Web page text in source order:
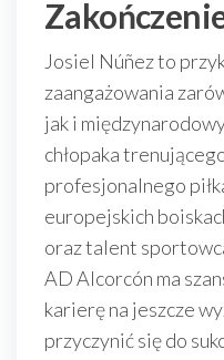
Josiel Núñez to
zaangażowania
jak i
chłopaka
profesjonalnego
europejskich
oraz talent
AD Alcorcón ma
karierę na jeszcze
przyczynić się do